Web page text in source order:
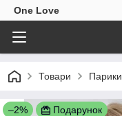
One Love
Товари Парики
–2% Подарунок